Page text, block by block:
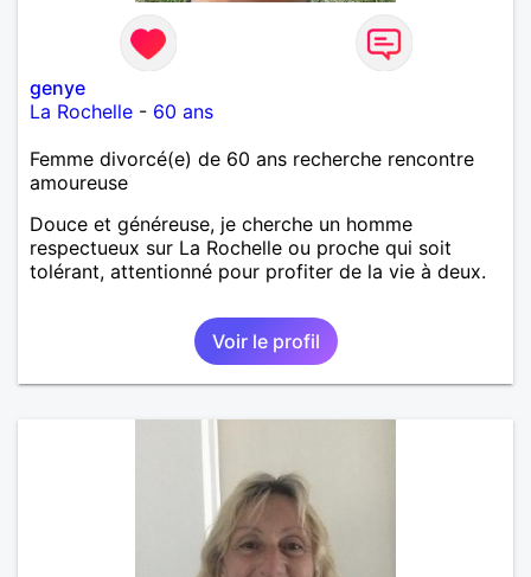
genye
La Rochelle - 60 ans
Femme divorcé(e) de 60 ans recherche rencontre
amoureuse
Douce et généreuse, je cherche un homme
respectueux sur La Rochelle ou proche qui soit
tolérant, attentionné pour profiter de la vie à deux.
Voir le profil